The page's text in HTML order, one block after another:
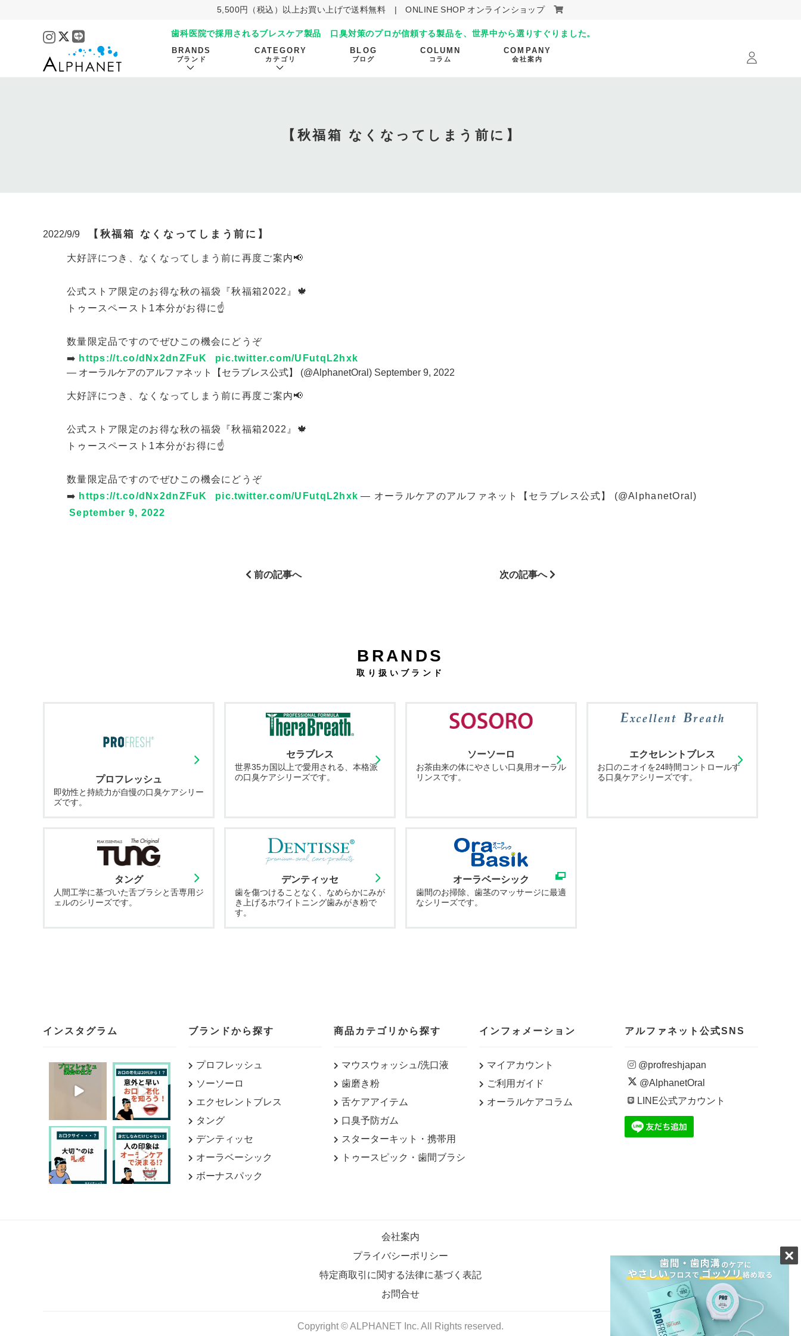
5,500円（税込）以上お買い上げで送料無料 | ONLINE SHOP オンラインショップ
歯科医院で採用されるブレスケア製品 口臭対策のプロが信頼する製品を、世界中から選りすぐりました。
BRANDS
ブランド
CATEGORY
カテゴリ
BLOG
ブログ
COLUMN
コラム
COMPANY
会社案内
【秋福箱 なくなってしまう前に】
2022/9/9 【秋福箱 なくなってしまう前に】
大好評につき、なくなってしまう前に再度ご案内📢
公式ストア限定のお得な秋の福袋『秋福箱2022』🍁
トゥースペースト1本分がお得に☝️
数量限定品ですのでぜひこの機会にどうぞ
➡️ https://t.co/dNx2dnZFuK
pic.twitter.com/UFutqL2hxk
— オーラルケアのアルファネット【セラブレス公式】 (@AlphanetOral) September 9, 2022
大好評につき、なくなってしまう前に再度ご案内📢
公式ストア限定のお得な秋の福袋『秋福箱2022』🍁
トゥースペースト1本分がお得に☝️
数量限定品ですのでぜひこの機会にどうぞ
➡️ https://t.co/dNx2dnZFuK pic.twitter.com/UFutqL2hxk — オーラルケアのアルファネット【セラブレス公式】 (@AlphanetOral)
September 9, 2022
前の記事へ 次の記事へ
BRANDS
取り扱いブランド
プロフレッシュ
即効性と持続力が自慢の口臭ケアシリー
ズです。
セラブレス
世界35カ国以上で愛用される、本格派
の口臭ケアシリーズです。
ソーソーロ
お茶由来の体にやさしい口臭用オーラル
リンスです。
エクセレントブレス
お口のニオイを24時間コントロールす
る口臭ケアシリーズです。
タング
人間工学に基づいた舌ブラシと舌専用ジ
ェルのシリーズです。
デンティッセ
歯を傷つけることなく、なめらかにみが
き上げるホワイトニング歯みがき粉で
す。
オーラベーシック
歯間のお掃除、歯茎のマッサージに最適
なシリーズです。
インスタグラム ブランドから探す
プロフレッシュ
ソーソーロ
エクセレントブレス
タング
デンティッセ
オーラベーシック
ボーナスパック
商品カテゴリから探す
マウスウォッシュ/洗口液
歯磨き粉
舌ケアアイテム
口臭予防ガム
スターターキット・携帯用
トゥースピック・歯間ブラシ
インフォメーション
マイアカウント
ご利用ガイド
オーラルケアコラム
アルファネット公式SNS
@profreshjapan
@AlphanetOral
LINE公式アカウント
会社案内
プライバシーポリシー
特定商取引に関する法律に基づく表記
お問合せ
Copyright © ALPHANET Inc. All Rights reserved.